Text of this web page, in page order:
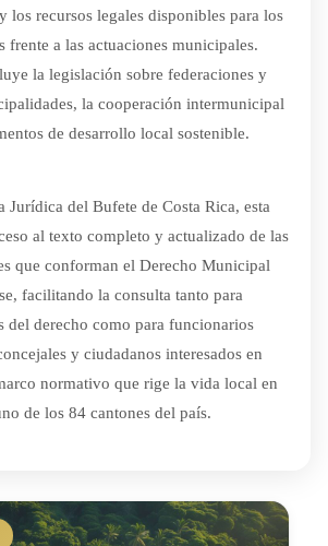
los recursos legales disponibles para los
frente a las actuaciones municipales.
la legislación sobre federaciones y
la cooperación intermunicipal
de desarrollo local sostenible.
Jurídica del Bufete de Costa Rica, esta
al texto completo y actualizado de las
que conforman el Derecho Municipal
facilitando la consulta tanto para
del derecho como para funcionarios
y ciudadanos interesados en
normativo que rige la vida local en
de los 84 cantones del país.